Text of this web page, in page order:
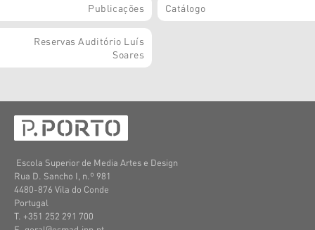
Publicações Catálogo
Reservas Auditório Luís
Soares
Escola Superior de Media Artes e Design
Rua D. Sancho I, n.º 981
4480-876 Vila do Conde
Portugal
T. +351 252 291 700